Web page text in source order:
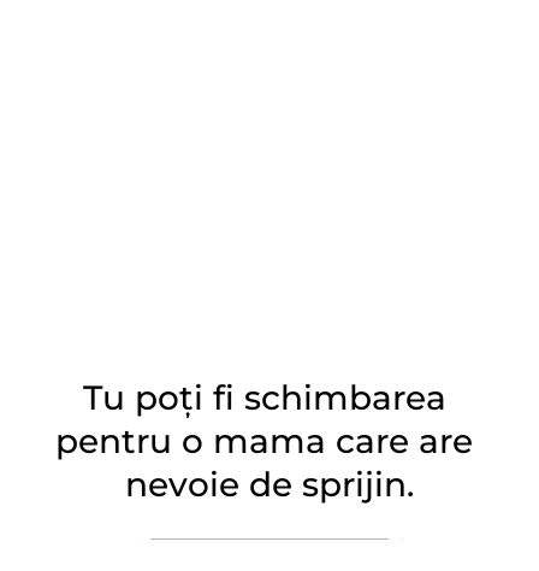
Tu poți fi schimbarea
pentru o mama care are
nevoie de sprijin.